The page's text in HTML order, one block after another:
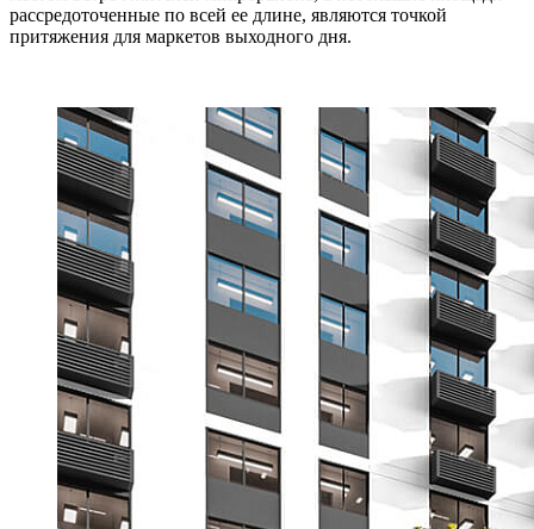
рассредоточенные по всей ее длине, являются точкой
притяжения для маркетов выходного дня.